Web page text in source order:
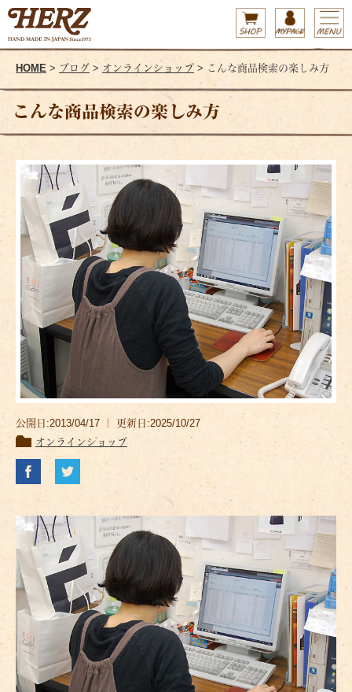
HOME > ブログ > オンラインショップ > こんな商品検索の楽しみ方
こんな商品検索の楽しみ方
公開日:2013/04/17 ｜ 更新日:2025/10/27
オンラインショップ